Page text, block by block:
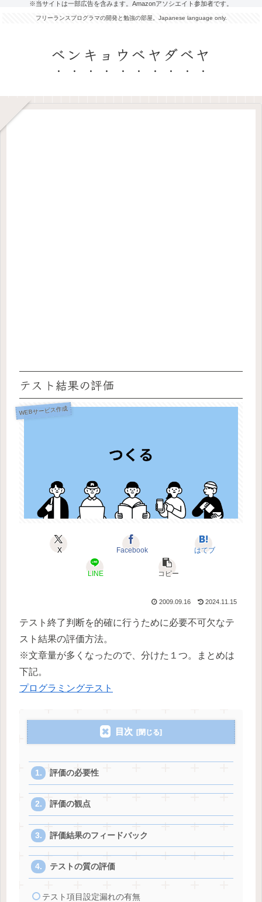
※当サイトは一部広告を含みます。Amazonアソシエイト参加者です。
フリーランスプログラマの開発と勉強の部屋。Japanese language only.
ベンキョウベヤダベヤ
テスト結果の評価
WEBサービス作成
X Facebook はてブ
LINE コピー
2009.09.16 2024.11.15
テスト終了判断を的確に行うために必要不可欠なテ
スト結果の評価方法。
※文章量が多くなったので、分けた１つ。まとめは
下記。
プログラミングテスト
目次
評価の必要性
評価の観点
評価結果のフィードバック
テストの質の評価
テスト項目設定漏れの有無